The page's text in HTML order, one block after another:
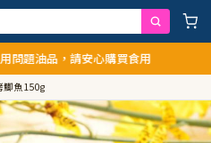
油品，請安心購買食用
鯽魚150g